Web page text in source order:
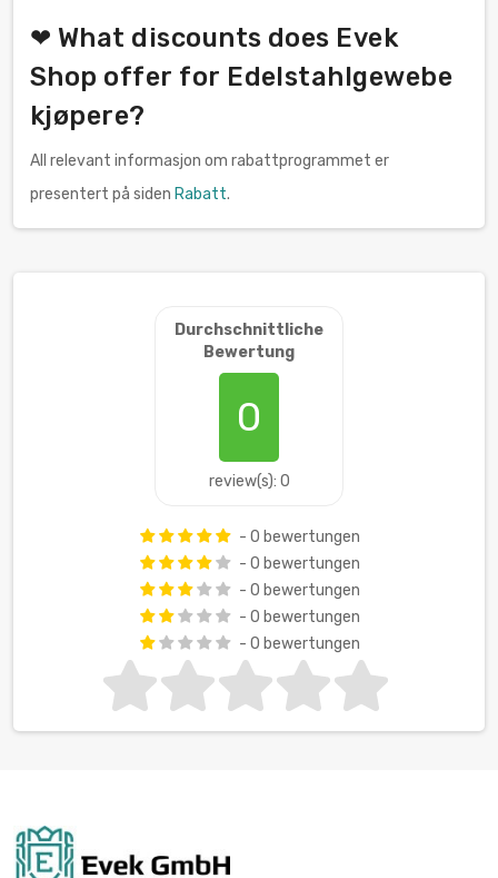
❤ What discounts does Evek
Shop offer for Edelstahlgewebe
kjøpere?
All relevant informasjon om rabattprogrammet er
presentert på siden Rabatt.
Durchschnittliche
Bewertung
0
review(s): 0
- 0 bewertungen
- 0 bewertungen
- 0 bewertungen
- 0 bewertungen
- 0 bewertungen